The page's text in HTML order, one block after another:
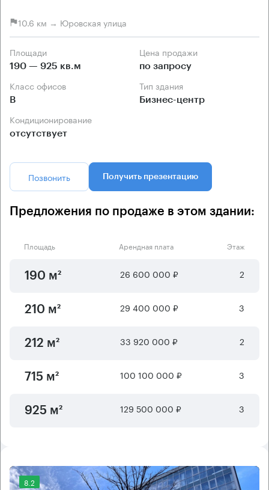
10.6 км → Юровская улица
Площади
190 — 925 кв.м
Цена продажи
по запросу
Класс офисов
B
Тип здания
Бизнес-центр
Кондиционирование
отсутствует
Позвонить Получить презентацию
Предложения по продаже в этом здании:
Площадь Арендная плата Этаж
190 м² 26 600 000 ₽ 2
210 м² 29 400 000 ₽ 3
212 м² 33 920 000 ₽ 2
715 м² 100 100 000 ₽ 3
925 м² 129 500 000 ₽ 3
8.2